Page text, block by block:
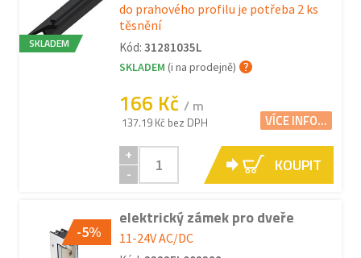
SKLADEM
do prahového profilu je potřeba 2 ks
těsnění
Kód: 31281035L
SKLADEM (i na prodejně)
166 Kč / m
137.19 Kč bez DPH VÍCE INFO...
+
-
KOUPIT
-5%
elektrický zámek pro dveře
11-24V AC/DC